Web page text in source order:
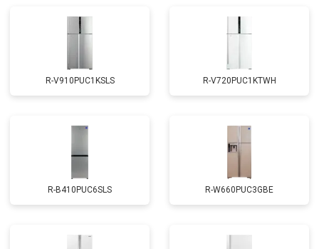
R-V910PUC1KSLS R-V720PUC1KTWH
R-B410PUC6SLS R-W660PUC3GBE